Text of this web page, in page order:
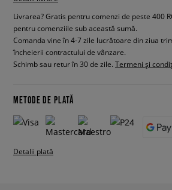
Livrarea? Gratis pentru comenzi de peste 400
pentru comenziile sub această sumă.
Comanda vine în 4-7 zile lucrătoare din ziua
încheierii contractului de vânzare.
Schimb sau retur în 30 de zile. Termeni și
METODE DE PLATĂ
Detalii plată